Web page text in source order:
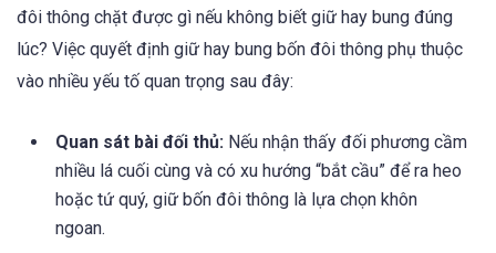
đôi thông chặt được gì nếu không biết giữ hay bung đúng
lúc? Việc quyết định giữ hay bung bốn đôi thông phụ thuộc
vào nhiều yếu tố quan trọng sau đây:
Quan sát bài đối thủ: Nếu nhận thấy đối phương cầm
nhiều lá cuối cùng và có xu hướng “bắt cầu” để ra heo
hoặc tứ quý, giữ bốn đôi thông là lựa chọn khôn
ngoan.